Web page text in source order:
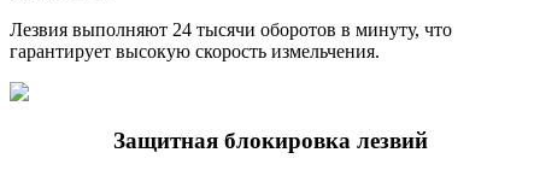
Лезвия выполняют 24 тысячи оборотов в минуту, что
гарантирует высокую скорость измельчения.
Защитная блокировка лезвий